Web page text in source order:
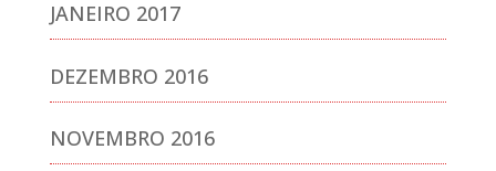
JANEIRO 2017
DEZEMBRO 2016
NOVEMBRO 2016